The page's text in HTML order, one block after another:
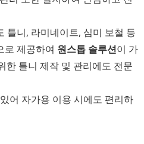
틀니, 라미네이트, 심미 보철 등
로 제공하여 원스톱 솔루션이 가
한 틀니 제작 및 관리에도 전문
어 자가용 이용 시에도 편리하